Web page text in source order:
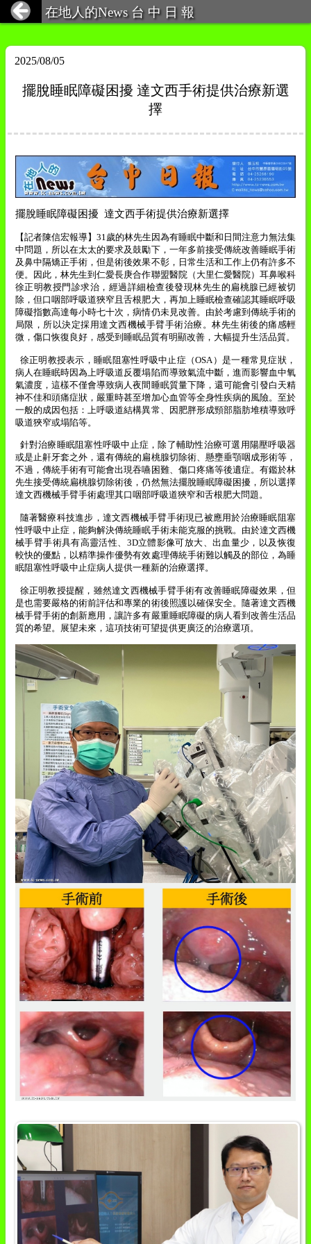
在地人的News 台 中 日 報
2025/08/05
擺脫睡眠障礙困擾 達文西手術提供治療新選
擇
擺脫睡眠障礙困擾 達文西手術提供治療新選擇
【記者陳信宏報導】 31 歲的林先生因為有睡眠中斷和日間注意力無法集
中問題，所以在太太的要求及鼓勵下，一年多前接受傳統改善睡眠手術
及鼻中隔矯正手術，但是術後效果不彰，日常生活和工作上仍有許多不
便。因此，林先生到仁愛長庚合作聯盟醫院（大里仁愛醫院）耳鼻喉科
徐正明教授門診求治，經過詳細檢查後發現林先生的扁桃腺已經被切
除，但口咽部呼吸道狹窄且舌根肥大，再加上睡眠檢查確認其睡眠呼吸
障礙指數高達每小時七十次，病情仍未見改善。由於考慮到傳統手術的
局限，所以決定採用達文西機械手臂手術治療。林先生術後的痛感輕
微，傷口恢復良好，感受到睡眠品質有明顯改善，大幅提升生活品質。
徐正明教授表示，睡眠阻塞性呼吸中止症（OSA ）是一種常見症狀，
病人在睡眠時因為上呼吸道反覆塌陷而導致氣流中斷，進而影響血中氧
氣濃度，這樣不僅會導致病人夜間睡眠質量下降，還可能會引發白天精
神不佳和頭痛症狀，嚴重時甚至增加心血管等全身性疾病的風險。至於
一般的成因包括：上呼吸道結構異常、因肥胖形成頸部脂肪堆積導致呼
吸道狹窄或塌陷等。
針對治療睡眠阻塞性呼吸中止症，除了輔助性治療可選用陽壓呼吸器
或是止鼾牙套之外，還有傳統的扁桃腺切除術、懸壅垂顎咽成形術等，
不過，傳統手術有可能會出現吞嚥困難、傷口疼痛等後遺症。有鑑於林
先生接受傳統扁桃腺切除術後，仍然無法擺脫睡眠障礙困擾，所以選擇
達文西機械手臂手術處理其口咽部呼吸道狹窄和舌根肥大問題。
隨著醫療科技進步，達文西機械手臂手術現已被應用於治療睡眠阻塞
性呼吸中止症，能夠解決傳統睡眠手術未能克服的挑戰。由於達文西機
械手臂手術具有高靈活性、 3D立體影像可放大、出血量少，以及恢復
較快的優點，以精準操作優勢有效處理傳統手術難以觸及的部位，為睡
眠阻塞性呼吸中止症病人提供一種新的治療選擇。
徐正明教授提醒，雖然達文西機械手臂手術有改善睡眠障礙效果，但
是也需要嚴格的術前評估和專業的術後照護以確保安全。隨著達文西機
械手臂手術的創新應用，讓許多有嚴重睡眠障礙的病人看到改善生活品
質的希望。展望未來，這項技術可望提供更廣泛的治療選項。